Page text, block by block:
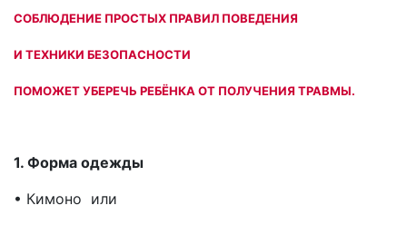
СОБЛЮДЕНИЕ ПРОСТЫХ ПРАВИЛ ПОВЕДЕНИЯ
И ТЕХНИКИ БЕЗОПАСНОСТИ
ПОМОЖЕТ УБЕРЕЧЬ РЕБЁНКА ОТ ПОЛУЧЕНИЯ ТРАВМЫ.
1. Форма одежды
• Кимоно или